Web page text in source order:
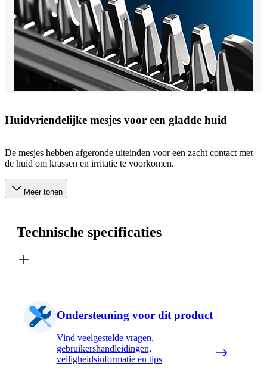
Huidvriendelijke mesjes voor een gladde huid
De mesjes hebben afgeronde uiteinden voor een zacht contact met
de huid om krassen en irritatie te voorkomen.
Meer tonen
Technische specificaties
Ondersteuning voor dit product
Vind veelgestelde vragen,
gebruikershandleidingen,
veiligheidsinformatie en tips